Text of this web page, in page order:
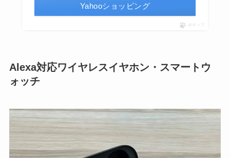
Yahooショッピング
ポチップ
Alexa対応ワイヤレスイヤホン・スマートウ
ォッチ